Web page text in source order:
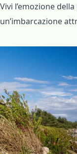
Vivi l’emozione
un’imbarcazione